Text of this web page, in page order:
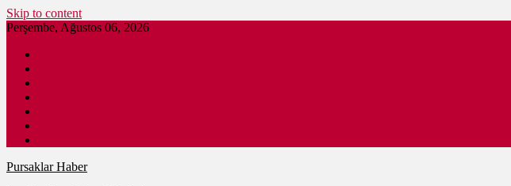
Skip to content
Perşembe, Ağustos 06, 2026
Pursaklar Haber